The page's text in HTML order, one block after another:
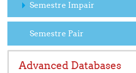
Semestre Impair
Semestre Pair
Advanced Databases